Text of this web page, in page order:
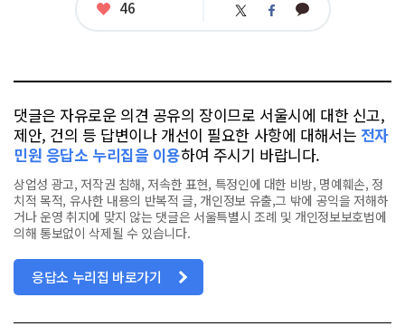
좋
46 트 페 카
댓글은 자유로운 의견 공유의 장이므로 서울시에 대한 신고,
제안, 건의 등 답변이나 개선이 필요한 사항에 대해서는 전자
민원 응답소 누리집을 이용하여 주시기 바랍니다.
상업성 광고, 저작권 침해, 저속한 표현, 특정인에 대한 비방, 명예훼손, 정
치적 목적, 유사한 내용의 반복적 글, 개인정보 유출,그 밖에 공익을 저해하
거나 운영 취지에 맞지 않는 댓글은 서울특별시 조례 및 개인정보보호법에
의해 통보없이 삭제될 수 있습니다.
응답소 누리집 바로가기